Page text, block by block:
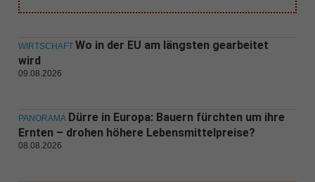
WIRTSCHAFT Wo in der EU am längsten gearbeitet
wird
09.08.2026
PANORAMA Dürre in Europa: Bauern fürchten um ihre
Ernten – drohen höhere Lebensmittelpreise?
08.08.2026